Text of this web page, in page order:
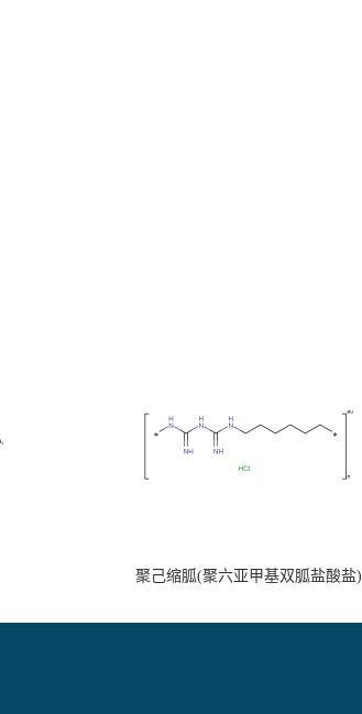
聚己缩胍(聚六亚甲基双胍盐酸盐)